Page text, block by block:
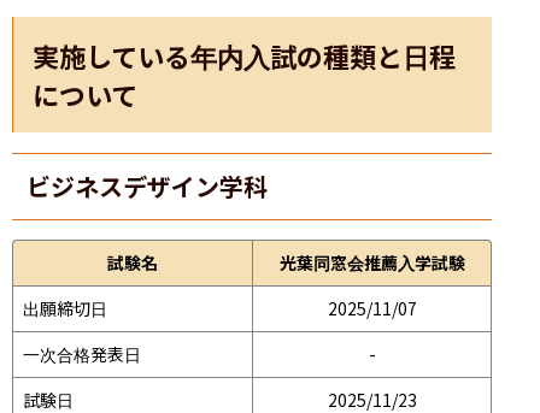
実施している年内入試の種類と日程
について
ビジネスデザイン学科
試験名
光葉同窓会推薦入学試験
出願締切日
2025/11/07
一次合格発表日
-
試験日
2025/11/23